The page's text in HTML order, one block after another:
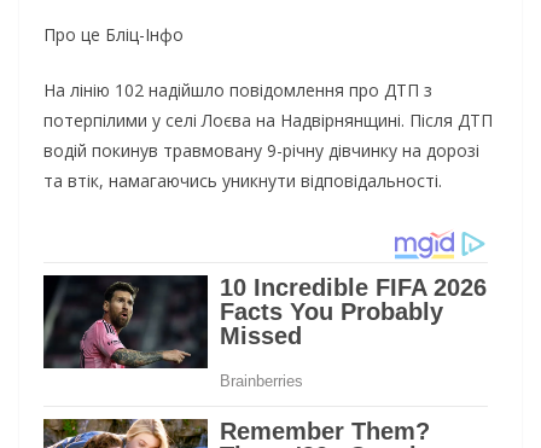
Про це Бліц-Інфо
На лінію 102 надійшло повідомлення про ДТП з
потерпілими у селі Лоєва на Надвірнянщині. Після ДТП
водій покинув травмовану 9-річну дівчинку на дорозі
та втік, намагаючись уникнути відповідальності.